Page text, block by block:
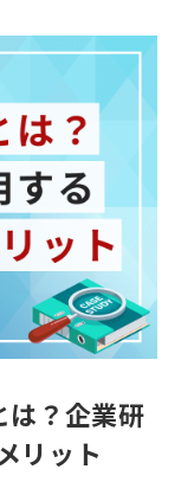
は？企業研
リット